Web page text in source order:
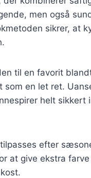
men også
sikrer, at
til en favorit
som en let ret.
helt sikkert
efter
at give ekstra